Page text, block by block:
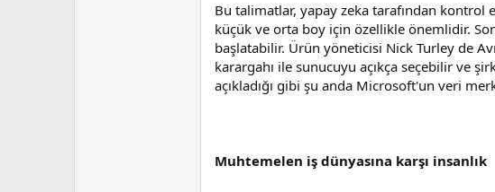
Bu talimatlar, yapay zeka tarafından
küçük ve orta boy için özellikle önemlidir.
başlatabilir. Ürün yöneticisi Nick Turley de
karargahı ile sunucuyu açıkça seçebilir ve
açıkladığı gibi şu anda Microsoft'un veri
Muhtemelen iş dünyasına karşı insanlık